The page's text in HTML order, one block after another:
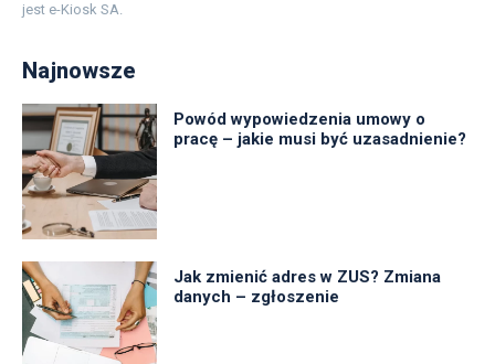
jest e-Kiosk SA.
Najnowsze
Powód wypowiedzenia umowy o
pracę – jakie musi być uzasadnienie?
Jak zmienić adres w ZUS? Zmiana
danych – zgłoszenie